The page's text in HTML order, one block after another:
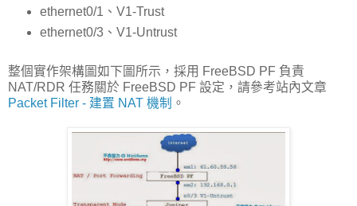
ethernet0/1、V1-Trust
ethernet0/3、V1-Untrust
整個實作架構圖如下圖所示，採用 FreeBSD PF 負責
NAT/RDR 任務關於 FreeBSD PF 設定，請參考站內文章
Packet Filter - 建置 NAT 機制 。